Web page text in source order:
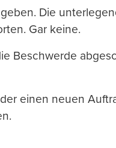
Die
Gar keine.
Beschwerde
einen neuen